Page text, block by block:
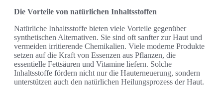
Die Vorteile von natürlichen Inhaltsstoffen
Natürliche Inhaltsstoffe bieten viele Vorteile gegenüber
synthetischen Alternativen. Sie sind oft sanfter zur Haut und
vermeiden irritierende Chemikalien. Viele moderne Produkte
setzen auf die Kraft von Essenzen aus Pflanzen, die
essentielle Fettsäuren und Vitamine liefern. Solche
Inhaltsstoffe fördern nicht nur die Hauterneuerung, sondern
unterstützen auch den natürlichen Heilungsprozess der Haut.